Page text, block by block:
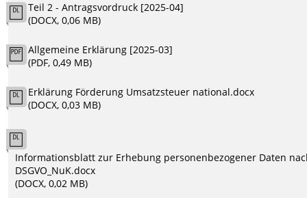
Teil 2 - Antragsvordruck [2025-04]
(DOCX, 0,06 MB)
Allgemeine Erklärung [2025-03]
(PDF, 0,49 MB)
Erklärung Förderung Umsatzsteuer national.docx
(DOCX, 0,03 MB)
Informationsblatt zur Erhebung personenbezogener Daten
DSGVO_NuK.docx
(DOCX, 0,02 MB)